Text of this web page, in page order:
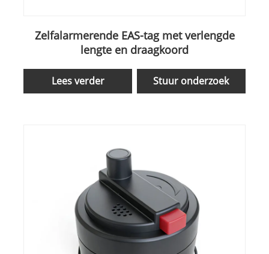
Zelfalarmerende EAS-tag met verlengde
lengte en draagkoord
Lees verder Stuur onderzoek